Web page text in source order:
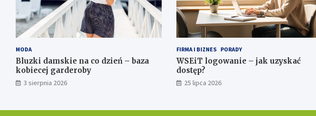
MODA
Bluzki damskie na co dzień – baza
kobiecej garderoby
3 sierpnia 2026
FIRMA I BIZNES PORADY
WSEiT logowanie – jak uzyskać
dostęp?
25 lipca 2026